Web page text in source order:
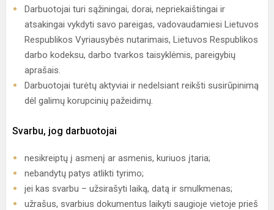
Darbuotojai turi sąžiningai, dorai, nepriekaištingai ir
atsakingai vykdyti savo pareigas, vadovaudamiesi Lietuvos
Respublikos Vyriausybės nutarimais, Lietuvos Respublikos
darbo kodeksu, darbo tvarkos taisyklėmis, pareigybių
aprašais.
Darbuotojai turėtų aktyviai ir nedelsiant reikšti susirūpinimą
dėl galimų korupcinių pažeidimų.
Svarbu, jog darbuotojai
nesikreiptų į asmenį ar asmenis, kuriuos įtaria;
nebandytų patys atlikti tyrimo;
jei kas svarbu – užsirašyti laiką, datą ir smulkmenas;
užrašus, svarbius dokumentus laikyti saugioje vietoje prieš